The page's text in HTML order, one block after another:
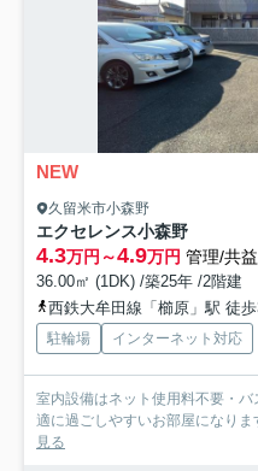
NEW
久留米市小森野
エクセレンス小森野
4.3万円～4.9万円 管理/共
36.00㎡ (1DK) /築25年 /2階建
西鉄大牟田線「櫛原」駅 徒
駐輪場 インターネット対応
室内設備はネット使用料不要・
適に過ごしやすいお部屋になりま
見る